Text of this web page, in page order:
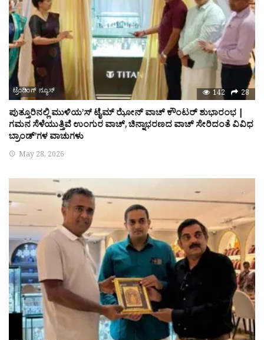
ಟ್ರೆಂಡಿಂಗ್ ನ್ಯೂಸ್ 142 28
ಪುತ್ತೂರಿನಲ್ಲಿ ಮುಳಿಯ’ಸ್ ಟೈಮ್ ಝೋನ್ ವಾಚ್ ಕೌಂಟರ್ ಶುಭಾರಂಭ |
ಗಮನ ಸೆಳೆಯುತ್ತಿವೆ ಉಂಗುರ ವಾಚ್, ಚಿನ್ನಾಭರಣದ ವಾಚ್ ಸೇರಿದಂತೆ ವಿವಿಧ
ಬ್ರಾಂಡ್’ಗಳ ವಾಚುಗಳು
May 28, 2026